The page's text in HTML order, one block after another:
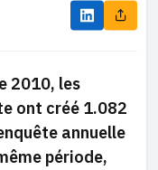
2010, les
ont créé 1.082
annuelle
période,